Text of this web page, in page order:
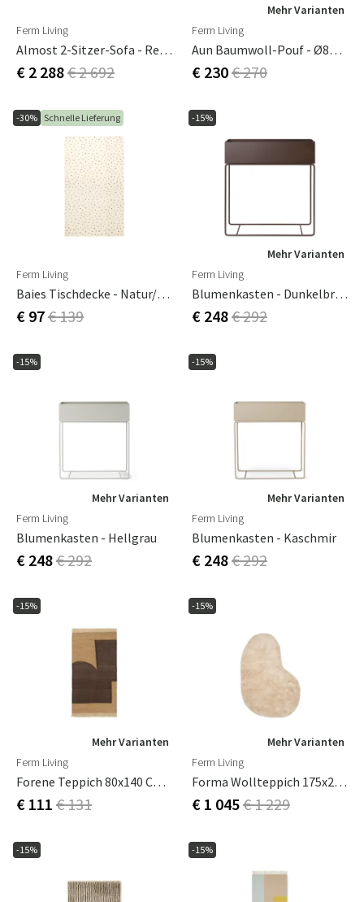
Ferm Living
Almost 2-Sitzer-Sofa - Re-Cotton - Natur
€ 2 288€ 2 692
Mehr Varianten
Ferm Living
Aun Baumwoll-Pouf - Ø80 - Cremeweiß
€ 230€ 270
-30% Schnelle Lieferung
Ferm Living
Baies Tischdecke - Natur/Dunkle Schokolade
€ 97€ 139
-15%
Mehr Varianten
Ferm Living
Blumenkasten - Dunkelbraun
€ 248€ 292
-15%
Mehr Varianten
Ferm Living
Blumenkasten - Hellgrau
€ 248€ 292
-15%
Mehr Varianten
Ferm Living
Blumenkasten - Kaschmir
€ 248€ 292
-15%
Mehr Varianten
Ferm Living
Forene Teppich 80x140 Cm - Hellbraun/Schokolade
€ 111 € 131
-15%
Mehr Varianten
Ferm Living
Forma Wollteppich 175x250 Cm Off-White
€ 1 045€ 1 229
-15% -15%